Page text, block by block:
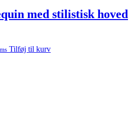
med stilistisk hoved
Tilføj til kurv